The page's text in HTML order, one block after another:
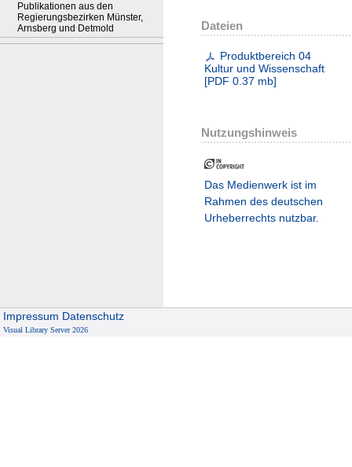
Publikationen aus den
Regierungsbezirken Münster,
Arnsberg und Detmold
Dateien
Produktbereich 04
Kultur und Wissenschaft
[PDF 0.37 mb]
Nutzungshinweis
Das Medienwerk ist im
Rahmen des deutschen
Urheberrechts nutzbar.
Impressum Datenschutz
Visual Library Server 2026